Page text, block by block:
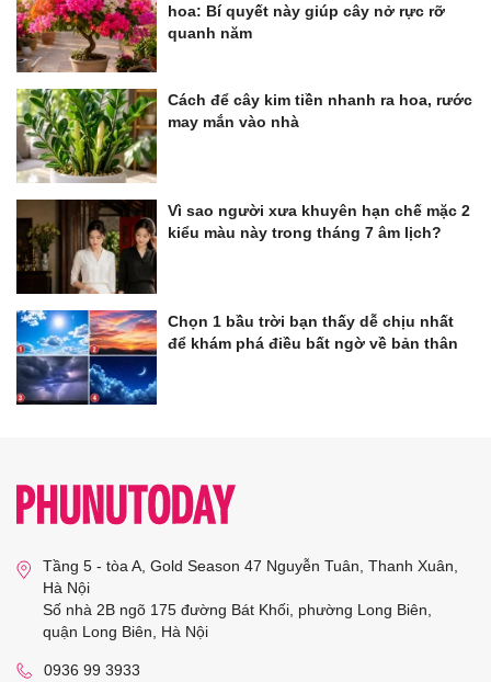
hoa: Bí quyết này giúp cây nở rực rỡ
quanh năm
Cách để cây kim tiền nhanh ra hoa, rước
may mắn vào nhà
Vì sao người xưa khuyên hạn chế mặc 2
kiểu màu này trong tháng 7 âm lịch?
Chọn 1 bầu trời bạn thấy dễ chịu nhất
để khám phá điều bất ngờ về bản thân
Tầng 5 - tòa A, Gold Season 47 Nguyễn Tuân, Thanh Xuân,
Hà Nội
Số nhà 2B ngõ 175 đường Bát Khối, phường Long Biên,
quận Long Biên, Hà Nội
0936 99 3933